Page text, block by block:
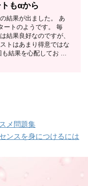
もαから
結果が出ました。 あ
ートのようです。 毎
結果良好なのですが、
トはあまり得意ではな
結果を心配してお ...
メ問題集
ンスを身につけるには